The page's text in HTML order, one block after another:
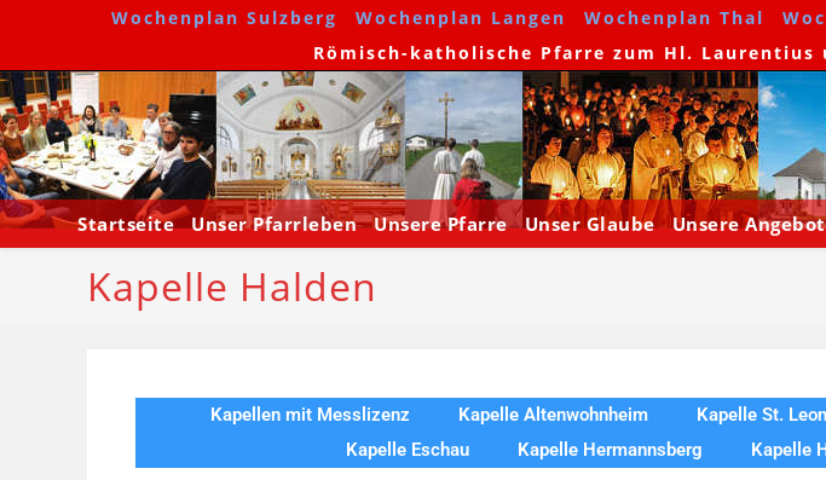
Wochenplan Sulzberg Wochenplan Langen Wochenplan Thal
Römisch-katholische Pfarre zum Hl.
Startseite Unser Pfarrleben Unsere Pfarre Unser Glaube Unsere
Kapelle Halden
Kapellen mit Messlizenz Kapelle Altenwohnheim Kapelle St.
Kapelle Eschau
Kapelle Hermannsberg Kapelle